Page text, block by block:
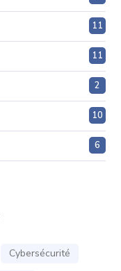
11
11
2
10
6
Cybersécurité